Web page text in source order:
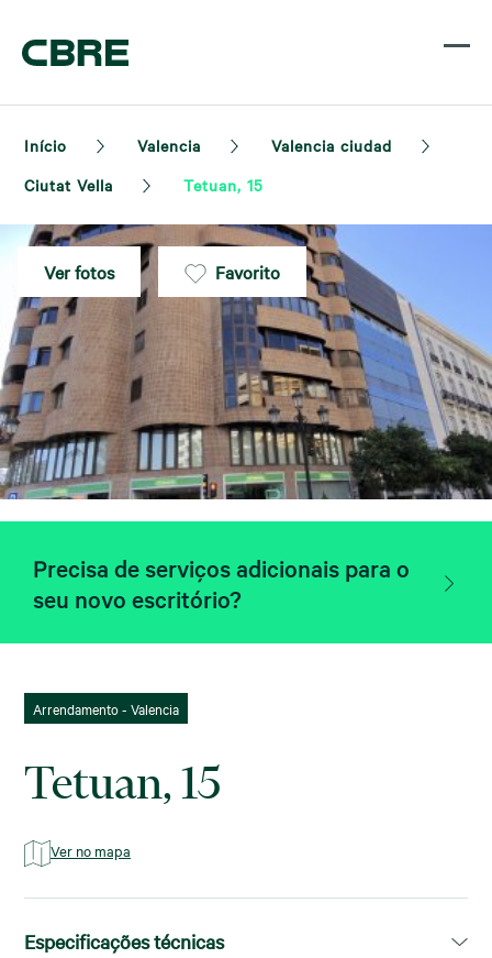
Início Valencia
Valencia ciudad
Ciutat Vella
Tetuan, 15
Ver fotos Favorito
Precisa de serviços adicionais para o
seu novo escritório?
Arrendamento - Valencia
Tetuan, 15
Ver no mapa
Especificações técnicas